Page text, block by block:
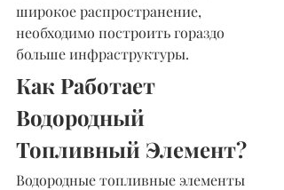
широкое распространение,
необходимо построить гораздо
больше инфраструктуры.
Как Работает
Водородный
Топливный Элемент?
Водородные топливные элементы